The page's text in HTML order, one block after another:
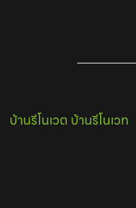
บ้านรีโนเวต บ้านรีโนเวท